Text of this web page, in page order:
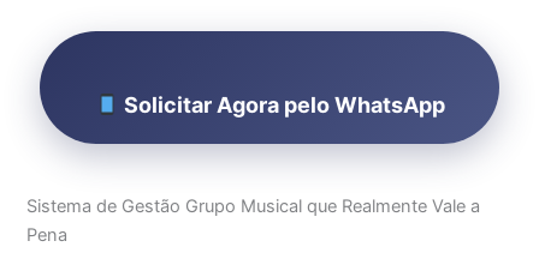
Solicitar Agora pelo WhatsApp
Sistema de Gestão Grupo Musical que Realmente Vale a
Pena